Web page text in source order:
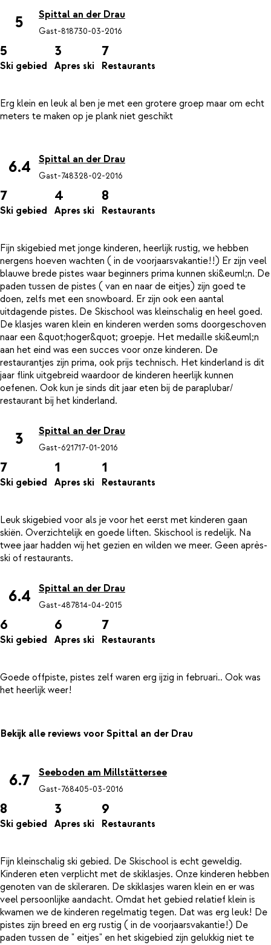
5 Spittal an der Drau
Gast-818730-03-2016
5
Ski gebied
3
Apres ski
7
Restaurants
Erg klein en leuk al ben je met een grotere groep maar om echt
meters te maken op je plank niet geschikt
6.4 Spittal an der Drau
Gast-748328-02-2016
7
Ski gebied
4
Apres ski
8
Restaurants
Fijn skigebied met jonge kinderen, heerlijk rustig, we hebben
nergens hoeven wachten ( in de voorjaarsvakantie!!) Er zijn veel
blauwe brede pistes waar beginners prima kunnen ski&euml;n. De
paden tussen de pistes ( van en naar de eitjes) zijn goed te
doen, zelfs met een snowboard. Er zijn ook een aantal
uitdagende pistes. De Skischool was kleinschalig en heel goed.
De klasjes waren klein en kinderen werden soms doorgeschoven
naar een &quot;hoger&quot; groepje. Het medaille ski&euml;n
aan het eind was een succes voor onze kinderen. De
restaurantjes zijn prima, ook prijs technisch. Het kinderland is dit
jaar flink uitgebreid waardoor de kinderen heerlijk kunnen
oefenen. Ook kun je sinds dit jaar eten bij de paraplubar/
3 Spittal an der Drau
Gast-621717-01-2016
7
Ski gebied
1
Apres ski
1
Restaurants
Leuk skigebied voor als je voor het eerst met kinderen gaan
skiën. Overzichtelijk en goede liften. Skischool is redelijk. Na
twee jaar hadden wij het gezien en wilden we meer. Geen après-
6.4 Spittal an der Drau
Gast-487814-04-2015
6
Ski gebied
6
Apres ski
7
Restaurants
Goede offpiste, pistes zelf waren erg ijzig in februari.. Ook was
Bekijk alle reviews voor Spittal an der Drau
6.7 Seeboden am Millstättersee
Gast-768405-03-2016
8
Ski gebied
3
Apres ski
9
Restaurants
Fijn kleinschalig ski gebied. De Skischool is echt geweldig.
Kinderen eten verplicht met de skiklasjes. Onze kinderen hebben
genoten van de skileraren. De skiklasjes waren klein en er was
veel persoonlijke aandacht. Omdat het gebied relatief klein is
kwamen we de kinderen regelmatig tegen. Dat was erg leuk! De
pistes zijn breed en erg rustig ( in de voorjaarsvakantie!) De
paden tussen de " eitjes" en het skigebied zijn gelukkig niet te